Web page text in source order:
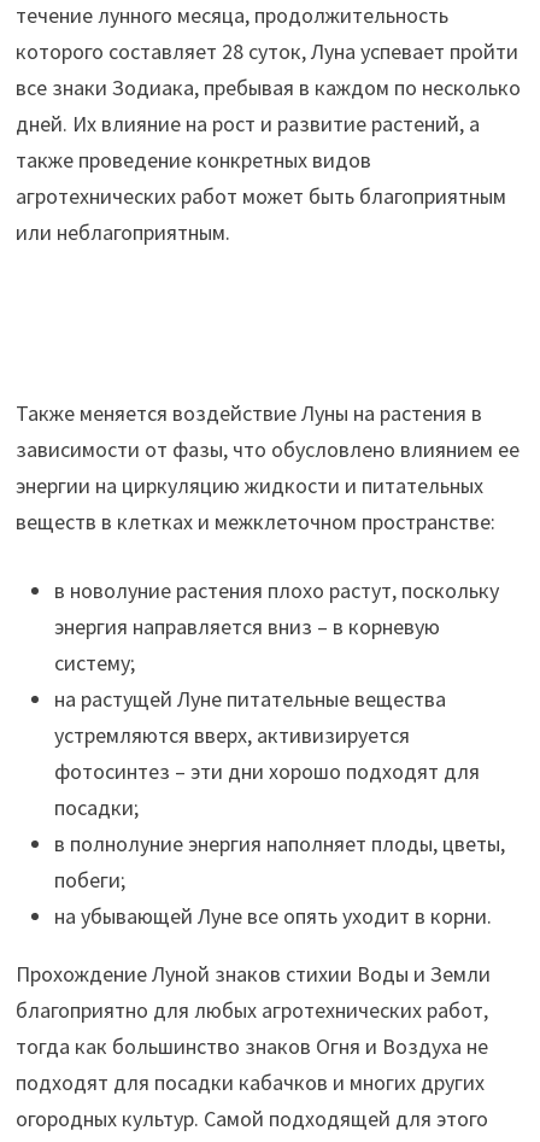
течение лунного месяца, продолжительность
которого составляет 28 суток, Луна успевает пройти
все знаки Зодиака, пребывая в каждом по несколько
дней. Их влияние на рост и развитие растений, а
также проведение конкретных видов
агротехнических работ может быть благоприятным
или неблагоприятным.
Также меняется воздействие Луны на растения в
зависимости от фазы, что обусловлено влиянием ее
энергии на циркуляцию жидкости и питательных
веществ в клетках и межклеточном пространстве:
в новолуние растения плохо растут, поскольку
энергия направляется вниз – в корневую
систему;
на растущей Луне питательные вещества
устремляются вверх, активизируется
фотосинтез – эти дни хорошо подходят для
посадки;
в полнолуние энергия наполняет плоды, цветы,
побеги;
на убывающей Луне все опять уходит в корни.
Прохождение Луной знаков стихии Воды и Земли
благоприятно для любых агротехнических работ,
тогда как большинство знаков Огня и Воздуха не
подходят для посадки кабачков и многих других
огородных культур. Самой подходящей для этого